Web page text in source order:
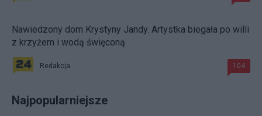
Nawiedzony dom Krystyny Jandy. Artystka biegała po willi
z krzyżem i wodą święconą
Redakcja 104
Najpopularniejsze